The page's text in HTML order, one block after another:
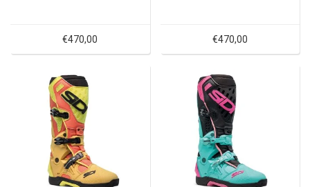
€470,00 €470,00